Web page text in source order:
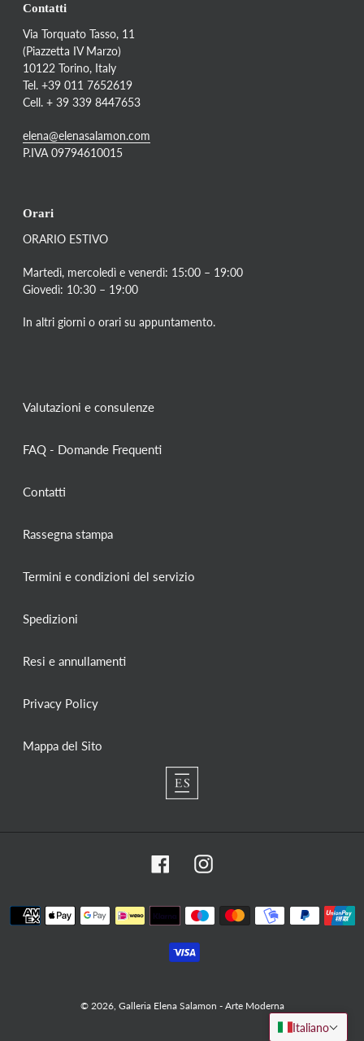
Italiano
Contatti
Via Torquato Tasso, 11
(Piazzetta IV Marzo)
10122 Torino, Italy
Tel. +39 011 7652619
Cell. + 39 339 8447653
elena@elenasalamon.com
P.IVA 09794610015
Orari
ORARIO ESTIVO
Martedì, mercoledì e venerdì: 15:00 – 19:00
Giovedì: 10:30 – 19:00
In altri giorni o orari su appuntamento.
Valutazioni e consulenze
FAQ - Domande Frequenti
Contatti
Rassegna stampa
Termini e condizioni del servizio
Spedizioni
Resi e annullamenti
Privacy Policy
Mappa del Sito
FacebookInstagram
Metodi
di
pagamento
© 2026, Galleria Elena Salamon - Arte Moderna